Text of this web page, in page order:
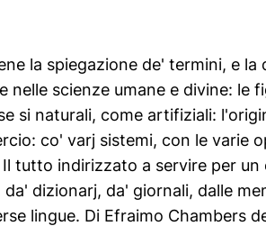
la spiegazione de' termini, e la
scienze umane e divine: le
si naturali, come artifiziali:
co' varj sistemi, con le varie
tutto indirizzato a servire per un
dizionarj, da' giornali, dalle
lingue. Di Efraimo Chambers